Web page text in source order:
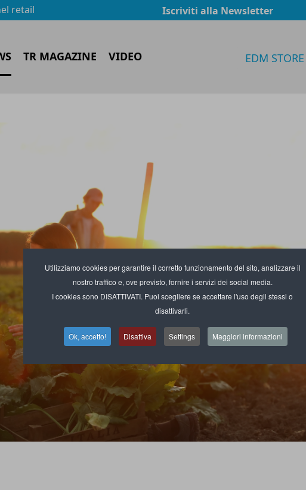
Utilizziamo cookies per garantire il corretto funzionamento del sito, analizzare il
nostro traffico e, ove previsto, fornire i servizi dei social media.
I cookies sono DISATTIVATI. Puoi scegliere se accettare l'uso degli stessi o
disattivarli.
Ok, accetto! Disattiva Settings Maggiori informazioni
retail Iscriviti alla Newsletter
TR MAGAZINE VIDEO EDM STORE